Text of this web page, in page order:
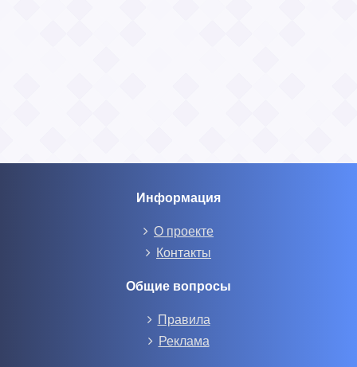
Информация
О проекте
Контакты
Общие вопросы
Правила
Реклама